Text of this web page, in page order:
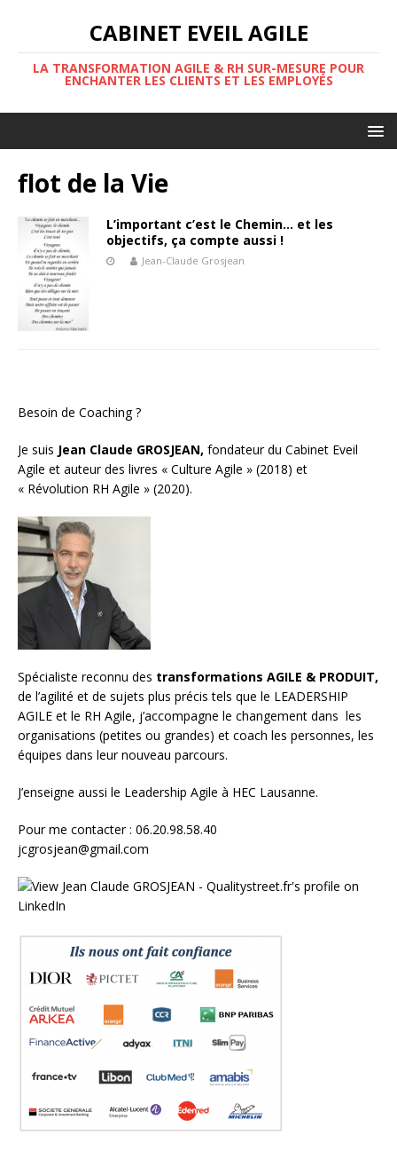
CABINET EVEIL AGILE
LA TRANSFORMATION AGILE & RH SUR-MESURE POUR
ENCHANTER LES CLIENTS ET LES EMPLOYÉS
flot de la Vie
L’important c’est le Chemin… et les
objectifs, ça compte aussi !
Jean-Claude Grosjean
Besoin de Coaching ?
Je suis Jean Claude GROSJEAN, fondateur du Cabinet Eveil
Agile et auteur des livres « Culture Agile » (2018) et
« Révolution RH Agile » (2020).
Spécialiste reconnu des transformations AGILE & PRODUIT,
de l’agilité et de sujets plus précis tels que le LEADERSHIP
AGILE et le RH Agile, j’accompagne le changement dans les
organisations (petites ou grandes) et coach les personnes, les
équipes dans leur nouveau parcours.
J’enseigne aussi le Leadership Agile à HEC Lausanne.
Pour me contacter : 06.20.98.58.40
jcgrosjean@gmail.com